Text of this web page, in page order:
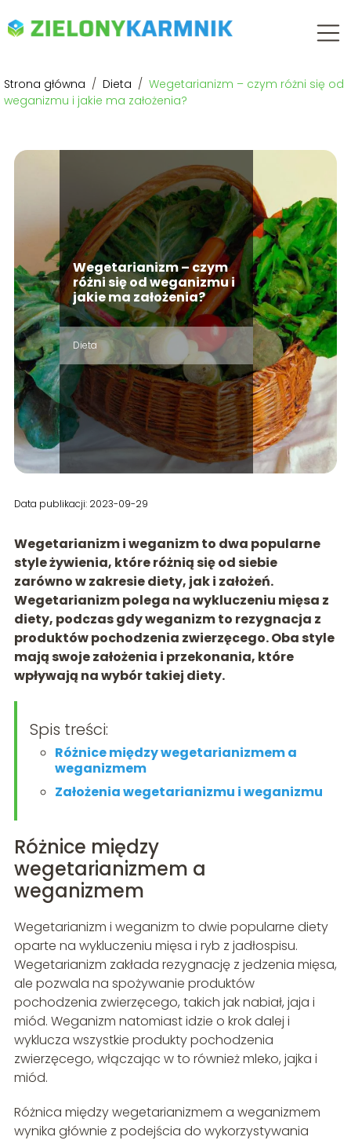
Strona główna / Dieta / Wegetarianizm – czym różni się od
weganizmu i jakie ma założenia?
Wegetarianizm – czym
różni się od weganizmu i
jakie ma założenia?
Dieta
Data publikacji: 2023-09-29
Wegetarianizm i weganizm to dwa popularne
style żywienia, które różnią się od siebie
zarówno w zakresie diety, jak i założeń.
Wegetarianizm polega na wykluczeniu mięsa z
diety, podczas gdy weganizm to rezygnacja z
produktów pochodzenia zwierzęcego. Oba style
mają swoje założenia i przekonania, które
wpływają na wybór takiej diety.
Spis treści:
Różnice między wegetarianizmem a
weganizmem
Założenia wegetarianizmu i weganizmu
Różnice między
wegetarianizmem a
weganizmem
Wegetarianizm i weganizm to dwie popularne diety
oparte na wykluczeniu mięsa i ryb z jadłospisu.
Wegetarianizm zakłada rezygnację z jedzenia mięsa,
ale pozwala na spożywanie produktów
pochodzenia zwierzęcego, takich jak nabiał, jaja i
miód. Weganizm natomiast idzie o krok dalej i
wyklucza wszystkie produkty pochodzenia
zwierzęcego, włączając w to również mleko, jajka i
miód.
Różnica między wegetarianizmem a weganizmem
wynika głównie z podejścia do wykorzystywania